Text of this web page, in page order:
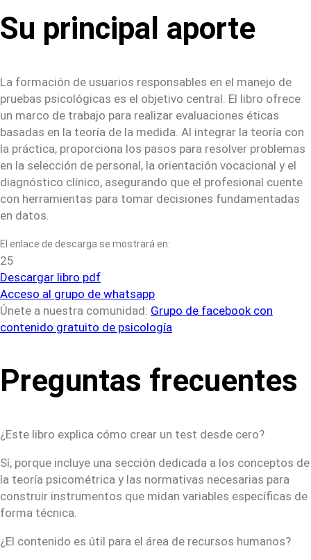
Su principal aporte
La formación de usuarios responsables en el manejo de
pruebas psicológicas es el objetivo central. El libro ofrece
un marco de trabajo para realizar evaluaciones éticas
basadas en la teoría de la medida. Al integrar la teoría con
la práctica, proporciona los pasos para resolver problemas
en la selección de personal, la orientación vocacional y el
diagnóstico clínico, asegurando que el profesional cuente
con herramientas para tomar decisiones fundamentadas
en datos.
El enlace de descarga se mostrará en:
25
Descargar libro pdf
Acceso al grupo de whatsapp
Únete a nuestra comunidad: Grupo de facebook con
contenido gratuito de psicología
Preguntas frecuentes
¿Este libro explica cómo crear un test desde cero?
Sí, porque incluye una sección dedicada a los conceptos de
la teoría psicométrica y las normativas necesarias para
construir instrumentos que midan variables específicas de
forma técnica.
¿El contenido es útil para el área de recursos humanos?